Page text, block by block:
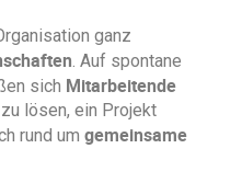
ganz
. Auf spontane
sich Mitarbeitende
lösen, ein Projekt
rund um gemeinsame